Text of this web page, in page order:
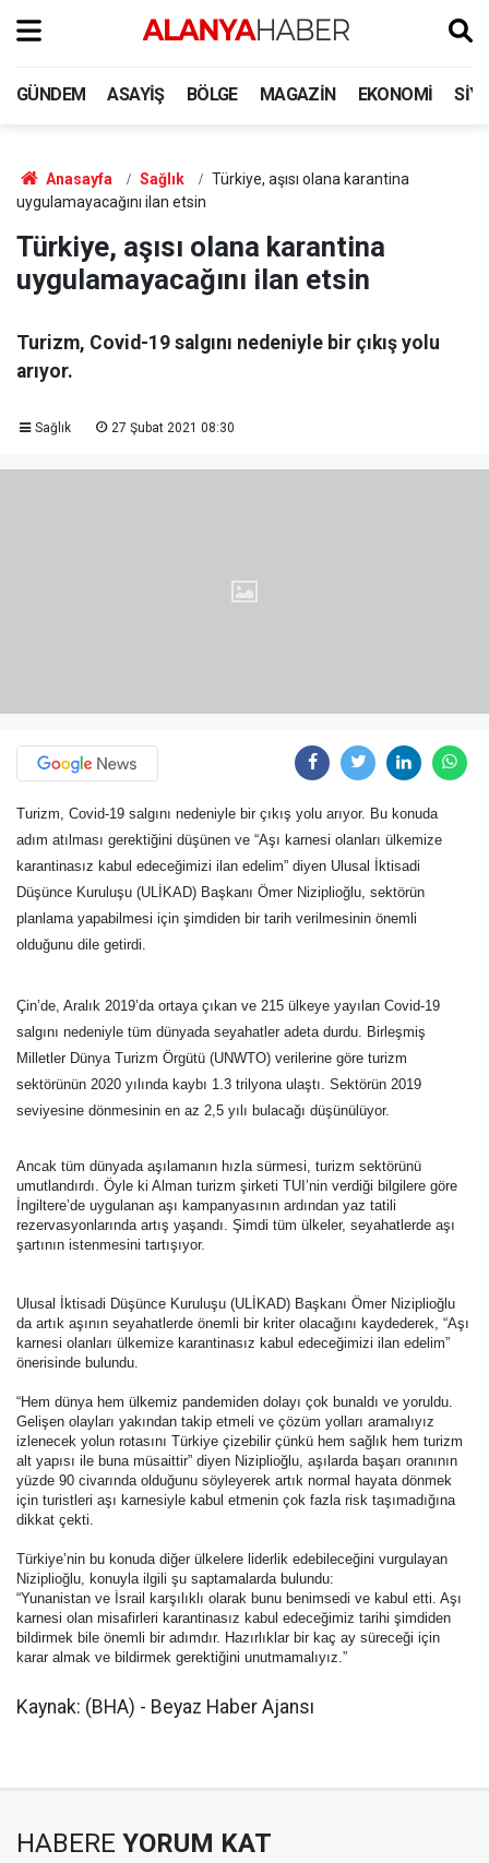
GÜNDEM ASAYIŞ BÖLGE MAGAZIN EKONOMI
Anasayfa Sağlık
Türkiye, aşısı olana karantina
uygulamayacağını ilan etsin
Türkiye, aşısı olana karantina
uygulamayacağını ilan etsin
Turizm, Covid-19 salgını nedeniyle bir çıkış yolu
arıyor.
Sağlık 27 Şubat 2021 08:30
Turizm, Covid-19 salgını nedeniyle bir çıkış yolu arıyor. Bu konuda
adım atılması gerektiğini düşünen ve “Aşı karnesi olanları ülkemize
karantinasız kabul edeceğimizi ilan edelim” diyen Ulusal İktisadi
Düşünce Kuruluşu (ULİKAD) Başkanı Ömer Niziplioğlu, sektörün
planlama yapabilmesi için şimdiden bir tarih verilmesinin önemli
olduğunu dile getirdi.
Çin’de, Aralık 2019’da ortaya çıkan ve 215 ülkeye yayılan Covid-19
salgını nedeniyle tüm dünyada seyahatler adeta durdu. Birleşmiş
Milletler Dünya Turizm Örgütü (UNWTO) verilerine göre turizm
sektörünün 2020 yılında kaybı 1.3 trilyona ulaştı. Sektörün 2019
seviyesine dönmesinin en az 2,5 yılı bulacağı düşünülüyor.
Ancak tüm dünyada aşılamanın hızla sürmesi, turizm sektörünü
umutlandırdı. Öyle ki Alman turizm şirketi TUI’nin verdiği bilgilere göre
İngiltere’de uygulanan aşı kampanyasının ardından yaz tatili
rezervasyonlarında artış yaşandı. Şimdi tüm ülkeler, seyahatlerde aşı
şartının istenmesini tartışıyor.
Ulusal İktisadi Düşünce Kuruluşu (ULİKAD) Başkanı Ömer Niziplioğlu
da artık aşının seyahatlerde önemli bir kriter olacağını kaydederek, “Aşı
karnesi olanları ülkemize karantinasız kabul edeceğimizi ilan edelim”
önerisinde bulundu.
“Hem dünya hem ülkemiz pandemiden dolayı çok bunaldı ve yoruldu.
Gelişen olayları yakından takip etmeli ve çözüm yolları aramalıyız
izlenecek yolun rotasını Türkiye çizebilir çünkü hem sağlık hem turizm
alt yapısı ile buna müsaittir” diyen Niziplioğlu, aşılarda başarı oranının
yüzde 90 civarında olduğunu söyleyerek artık normal hayata dönmek
için turistleri aşı karnesiyle kabul etmenin çok fazla risk taşımadığına
dikkat çekti.
Türkiye’nin bu konuda diğer ülkelere liderlik edebileceğini vurgulayan
Niziplioğlu, konuyla ilgili şu saptamalarda bulundu:
“Yunanistan ve İsrail karşılıklı olarak bunu benimsedi ve kabul etti. Aşı
karnesi olan misafirleri karantinasız kabul edeceğimiz tarihi şimdiden
bildirmek bile önemli bir adımdır. Hazırlıklar bir kaç ay süreceği için
karar almak ve bildirmek gerektiğini unutmamalıyız.”
Kaynak: (BHA) - Beyaz Haber Ajansı
HABERE YORUM KAT